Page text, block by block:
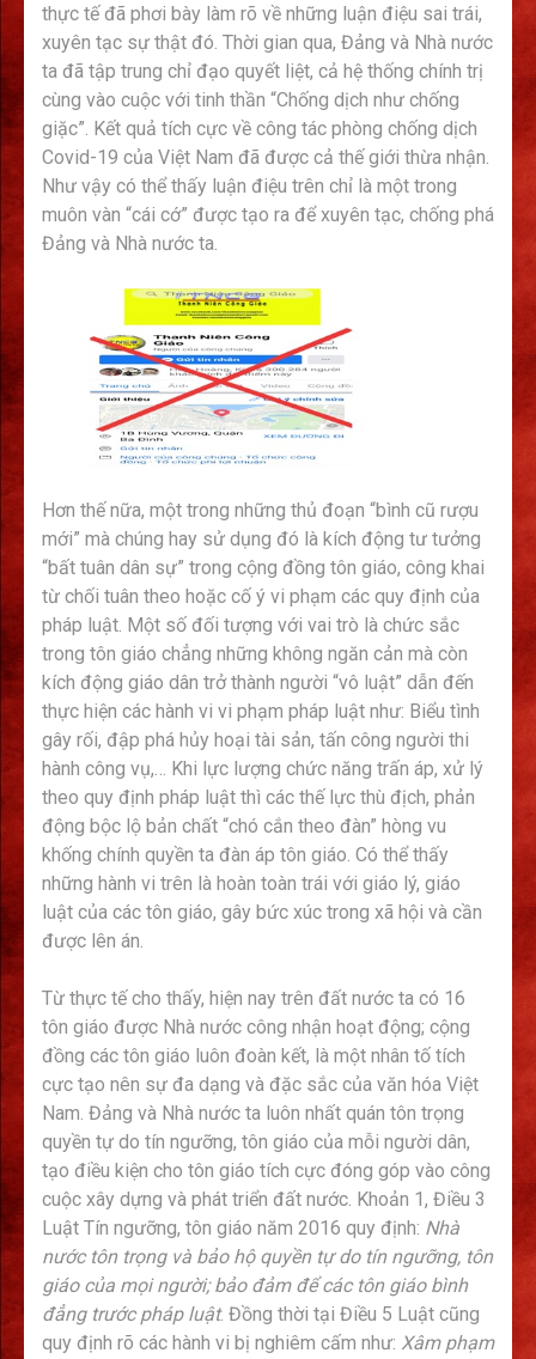
thực tế đã phơi bày làm rõ về những luận điệu sai trái,
xuyên tạc sự thật đó. Thời gian qua, Đảng và Nhà nước
ta đã tập trung chỉ đạo quyết liệt, cả hệ thống chính trị
cùng vào cuộc với tinh thần “Chống dịch như chống
giặc”. Kết quả tích cực về công tác phòng chống dịch
Covid-19 của Việt Nam đã được cả thế giới thừa nhận.
Như vậy có thể thấy luận điệu trên chỉ là một trong
muôn vàn “cái cớ” được tạo ra để xuyên tạc, chống phá
Đảng và Nhà nước ta.
Hơn thế nữa, một trong những thủ đoạn “bình cũ rượu
mới” mà chúng hay sử dụng đó là kích động tư tưởng
“bất tuân dân sự” trong cộng đồng tôn giáo, công khai
từ chối tuân theo hoặc cố ý vi phạm các quy định của
pháp luật. Một số đối tượng với vai trò là chức sắc
trong tôn giáo chẳng những không ngăn cản mà còn
kích động giáo dân trở thành người “vô luật” dẫn đến
thực hiện các hành vi vi phạm pháp luật như: Biểu tình
gây rối, đập phá hủy hoại tài sản, tấn công người thi
hành công vụ,… Khi lực lượng chức năng trấn áp, xử lý
theo quy định pháp luật thì các thế lực thù địch, phản
động bộc lộ bản chất “chó cắn theo đàn” hòng vu
khống chính quyền ta đàn áp tôn giáo. Có thể thấy
những hành vi trên là hoàn toàn trái với giáo lý, giáo
luật của các tôn giáo, gây bức xúc trong xã hội và cần
được lên án.
Từ thực tế cho thấy, hiện nay trên đất nước ta có 16
tôn giáo được Nhà nước công nhận hoạt động; cộng
đồng các tôn giáo luôn đoàn kết, là một nhân tố tích
cực tạo nên sự đa dạng và đặc sắc của văn hóa Việt
Nam. Đảng và Nhà nước ta luôn nhất quán tôn trọng
quyền tự do tín ngưỡng, tôn giáo của mỗi người dân,
tạo điều kiện cho tôn giáo tích cực đóng góp vào công
cuộc xây dựng và phát triển đất nước. Khoản 1, Điều 3
Luật Tín ngưỡng, tôn giáo năm 2016 quy định: Nhà
nước tôn trọng và bảo hộ quyền tự do tín ngưỡng, tôn
giáo của mọi người; bảo đảm để các tôn giáo bình
đẳng trước pháp luật. Đồng thời tại Điều 5 Luật cũng
quy định rõ các hành vi bị nghiêm cấm như: Xâm phạm